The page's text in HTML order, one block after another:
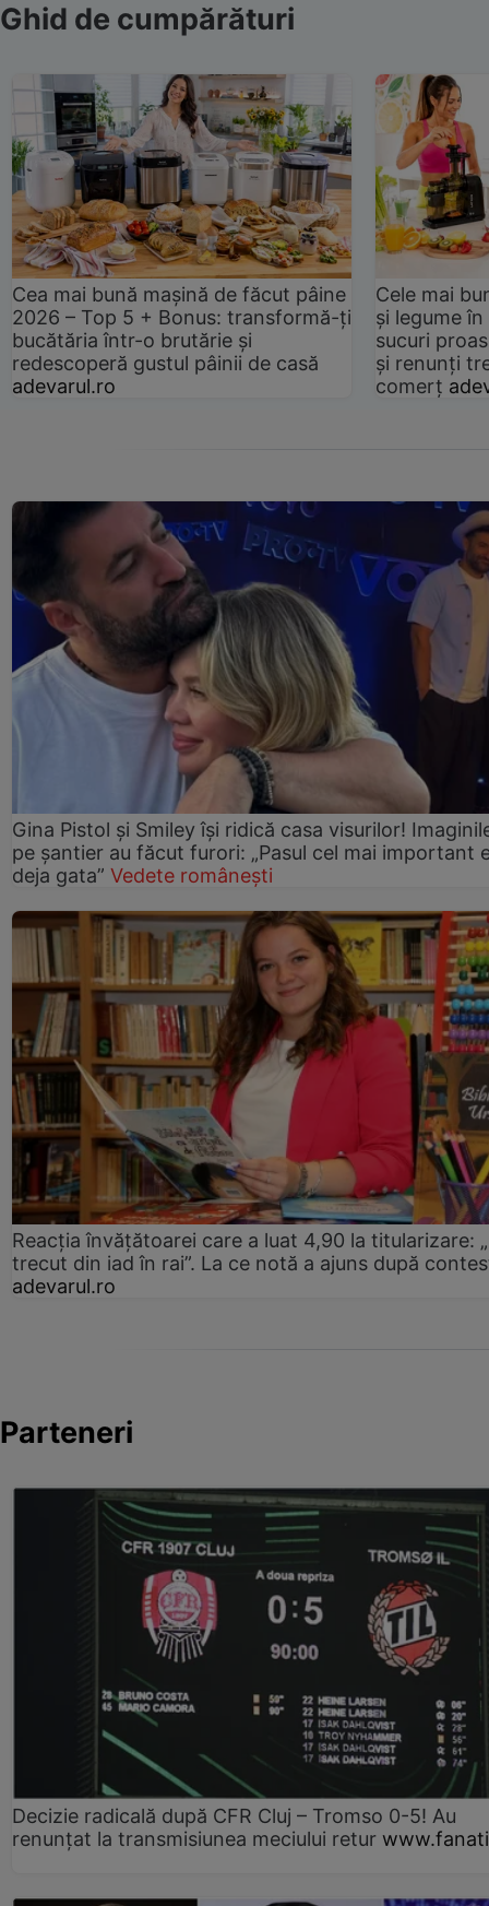
Ghid de cumpărături
Cea mai bună mașină de făcut pâine
2026 – Top 5 + Bonus: transformă-ți
bucătăria într-o brutărie și
redescoperă gustul pâinii de casă
adevarul.ro
Cele mai
și legume
sucuri
și renunți
comerț
Gina Pistol și Smiley își ridică casa visurilor!
pe șantier au făcut furori: „Pasul cel mai important
deja gata” Vedete românești
Reacția învățătoarei care a luat 4,90 la titularizare:
trecut din iad în rai”. La ce notă a ajuns după
adevarul.ro
Parteneri
Decizie radicală după CFR Cluj – Tromso 0-5! Au
renunțat la transmisiunea meciului retur